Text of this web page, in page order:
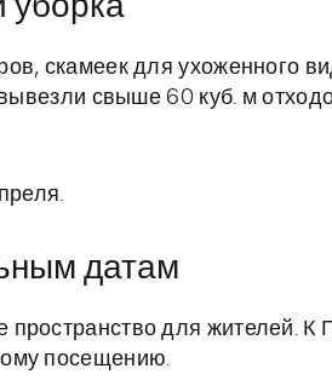
уборка
скамеек для ухоженного
свыше 60 куб. м
датам
пространство для жителей. К
посещению.